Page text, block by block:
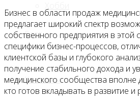
Блог
Контакты
Бизнес в области продаж
предлагает широкий спектр
собственного предприятия в этой
специфики бизнес-процессов,
клиентской базы и глубокого
получение стабильного дохода и
медицинского сообщества вполне
кто готов вкладывать в развитие и